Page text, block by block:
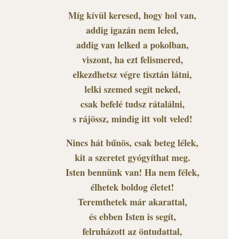
Míg kívül keresed, hogy hol van,
addig igazán nem leled,
addig van lelked a pokolban,
viszont, ha ezt felismered,
elkezdhetsz végre tisztán látni,
lelki szemed segít neked,
csak befelé tudsz rátalálni,
s rájössz, mindig itt volt veled!
Nincs hát bűnös, csak beteg lélek,
kit a szeretet gyógyíthat meg.
Isten bennünk van! Ha nem félek,
élhetek boldog életet!
Teremthetek már akarattal,
és ebben Isten is segít,
felruházott az öntudattal,